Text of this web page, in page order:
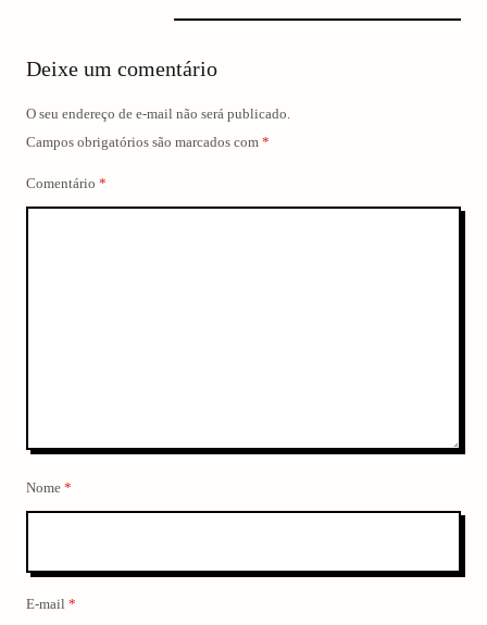
Deixe um comentário
O seu endereço de e-mail não será publicado.
Campos obrigatórios são marcados com *
Comentário *
Nome *
E-mail *